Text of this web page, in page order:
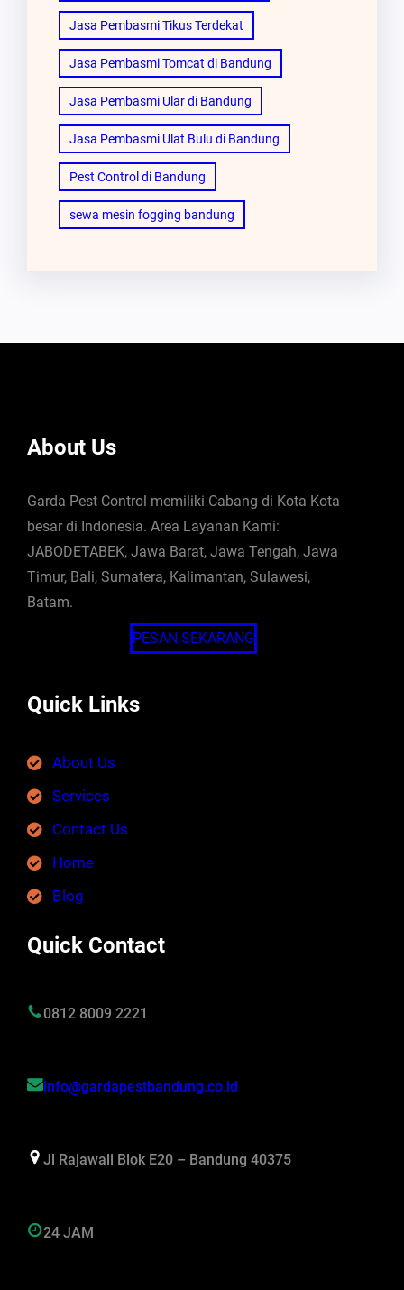
Jasa Pembasmi Tikus Terdekat
Jasa Pembasmi Tomcat di Bandung
Jasa Pembasmi Ular di Bandung
Jasa Pembasmi Ulat Bulu di Bandung
Pest Control di Bandung
sewa mesin fogging bandung
About Us
Garda Pest Control memiliki Cabang di Kota Kota
besar di Indonesia. Area Layanan Kami:
JABODETABEK, Jawa Barat, Jawa Tengah, Jawa
Timur, Bali, Sumatera, Kalimantan, Sulawesi,
Batam.
PESAN SEKARANG
Quick Links
About Us
Services
Contact Us
Home
Blog
Quick Contact
0812 8009 2221
info@gardapestbandung.co.id
Jl Rajawali Blok E20 – Bandung 40375
24 JAM